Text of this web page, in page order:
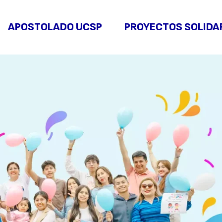
APOSTOLADO UCSP PROYECTOS